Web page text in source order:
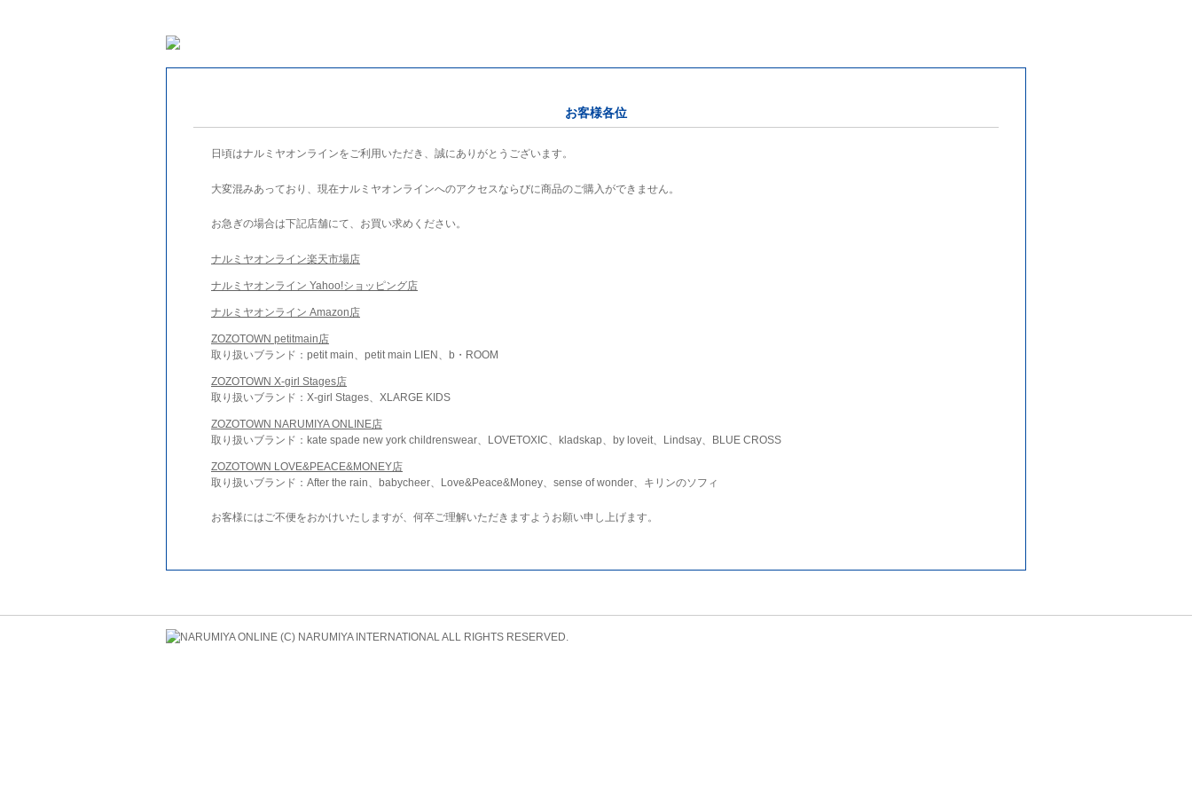
お客様各位
日頃はナルミヤオンラインをご利用いただき、誠にありがとうございます。
大変混みあっており、現在ナルミヤオンラインへのアクセスならびに商品のご購入ができません。
お急ぎの場合は下記店舗にて、お買い求めください。
ナルミヤオンライン楽天市場店
ナルミヤオンライン Yahoo!ショッピング店
ナルミヤオンライン Amazon店
ZOZOTOWN petitmain店
取り扱いブランド：petit main、petit main LIEN、b・ROOM
ZOZOTOWN X-girl Stages店
取り扱いブランド：X-girl Stages、XLARGE KIDS
ZOZOTOWN NARUMIYA ONLINE店
取り扱いブランド：kate spade new york childrenswear、LOVETOXIC、kladskap、by loveit、Lindsay、BLUE CROSS
ZOZOTOWN LOVE&PEACE&MONEY店
取り扱いブランド：After the rain、babycheer、Love&Peace&Money、sense of wonder、キリンのソフィ
お客様にはご不便をおかけいたしますが、何卒ご理解いただきますようお願い申し上げます。